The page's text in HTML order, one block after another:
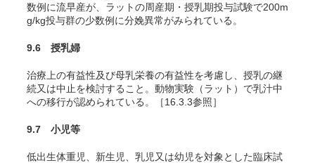
数例に流早産が、ラットの周産期・授乳期投与試験で200m
g/kg投与群の少数例に分娩異常がみられている。
9.6 授乳婦
治療上の有益性及び母乳栄養の有益性を考慮し、授乳の継
続又は中止を検討すること。動物実験（ラット）で乳汁中
への移行が認められている。［16.3.3参照］
9.7 小児等
低出生体重児、新生児、乳児又は幼児を対象とした臨床試